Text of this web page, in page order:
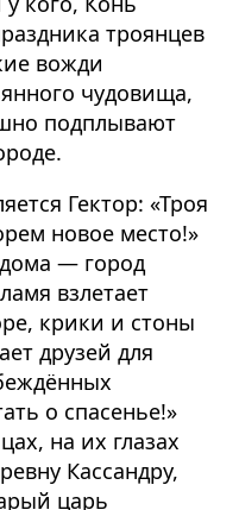
троянцев
вожди
чудовища,
подплывают
Гектор: «Троя
новое место!»
— город
взлетает
крики и стоны
друзей для
о спасенье!»
на их глазах
Кассандру,
царь